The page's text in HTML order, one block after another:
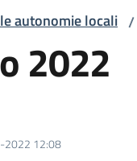
autonomie locali /
2022
12:08